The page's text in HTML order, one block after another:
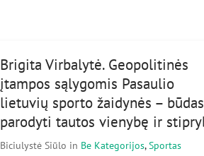
Brigita Virbalytė. Geopolitinės
įtampos sąlygomis Pasaulio
lietuvių sporto žaidynės – būdas
parodyti tautos vienybę ir
Biciulystė Siūlo in Be Kategorijos,Sportas